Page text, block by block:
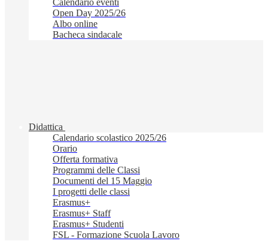
Calendario eventi
Open Day 2025/26
Albo online
Bacheca sindacale
Didattica
Calendario scolastico 2025/26
Orario
Offerta formativa
Programmi delle Classi
Documenti del 15 Maggio
I progetti delle classi
Erasmus+
Erasmus+ Staff
Erasmus+ Studenti
FSL - Formazione Scuola Lavoro